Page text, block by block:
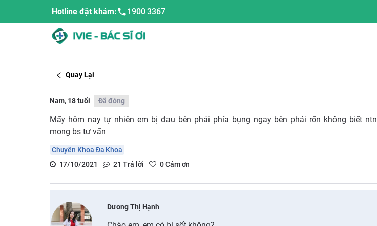
Hotline đặt khám: 1900 3367
Quay Lại
Nam, 18 tuổi Đã đóng
Mấy hôm nay tự nhiên em bị đau bên phải phía bụng ngay bên phải rốn không biết ntn
mong bs tư vấn
Chuyên Khoa Đa Khoa
17/10/2021
21 Trả lời 0Cảm ơn
Dương Thị Hạnh